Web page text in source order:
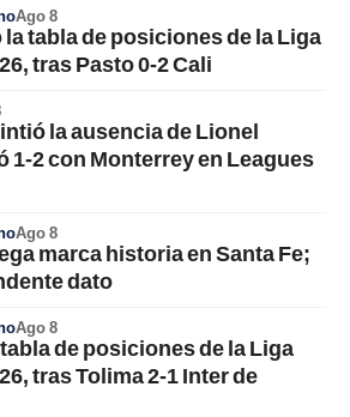
Ago 8
tabla de posiciones de la Liga
tras Pasto 0-2 Cali
la ausencia de Lionel
1-2 con Monterrey en Leagues
Ago 8
marca historia en Santa Fe;
dato
Ago 8
de posiciones de la Liga
tras Tolima 2-1 Inter de